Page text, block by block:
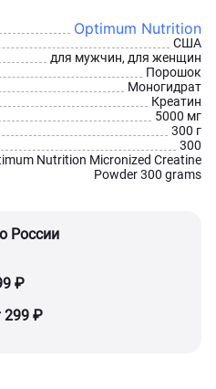
Optimum Nutrition
США
для мужчин, для женщин
Порошок
Моногидрат
Креатин
5000 мг
300 г
300
Nutrition Micronized Creatine
Powder 300 grams
России
₽
299 ₽